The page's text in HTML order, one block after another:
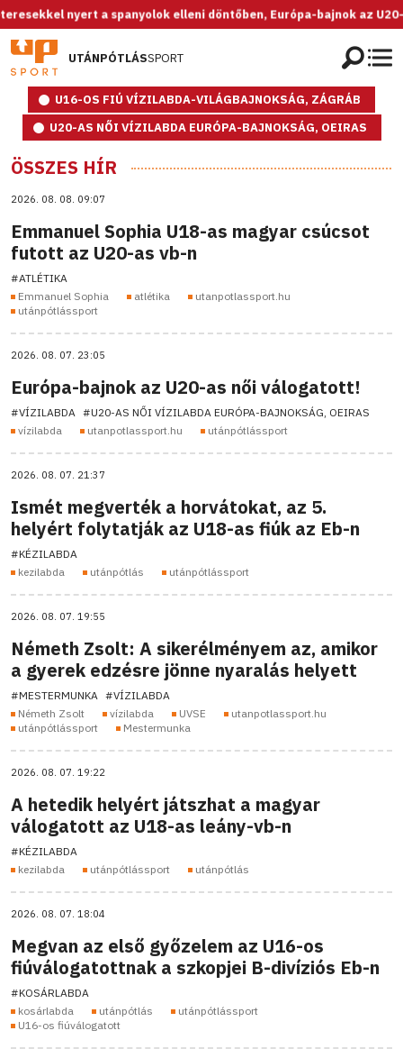
a spanyolok elleni döntőben, Európa-bajnok az U20-as női
UTÁNPÓTLÁSSPORT
U16-OS FIÚ VÍZILABDA-VILÁGBAJNOKSÁG, ZÁGRÁB
U20-AS NŐI VÍZILABDA EURÓPA-BAJNOKSÁG, OEIRAS
ÖSSZES HÍR
2026. 08. 08. 09:07
Emmanuel Sophia U18-as magyar csúcsot
futott az U20-as vb-n
#ATLÉTIKA
Emmanuel Sophia
atlétika
utanpotlassport.hu
utánpótlássport
2026. 08. 07. 23:05
Európa-bajnok az U20-as női válogatott!
#VÍZILABDA #U20-AS NŐI VÍZILABDA EURÓPA-BAJNOKSÁG, OEIRAS
vízilabda
utanpotlassport.hu utánpótlássport
2026. 08. 07. 21:37
Ismét megverték a horvátokat, az 5.
helyért folytatják az U18-as fiúk az Eb-n
#KÉZILABDA
kezilabda
utánpótlás utánpótlássport
2026. 08. 07. 19:55
Németh Zsolt: A sikerélményem az, amikor
a gyerek edzésre jönne nyaralás helyett
#MESTERMUNKA #VÍZILABDA
Németh Zsolt
vízilabda UVSE
utanpotlassport.hu
utánpótlássport
Mestermunka
2026. 08. 07. 19:22
A hetedik helyért játszhat a magyar
válogatott az U18-as leány-vb-n
#KÉZILABDA
kezilabda
utánpótlássport utánpótlás
2026. 08. 07. 18:04
Megvan az első győzelem az U16-os
fiúválogatottnak a szkopjei B-divíziós Eb-n
#KOSÁRLABDA
kosárlabda
utánpótlás
utánpótlássport
U16-os fiúválogatott